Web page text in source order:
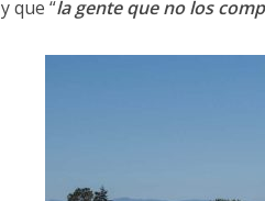
y que “la gente que no los